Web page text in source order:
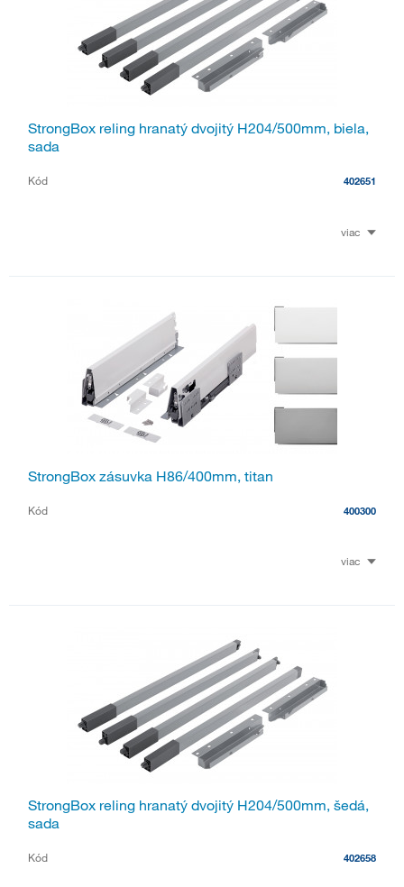
StrongBox reling hranatý dvojitý H204/500mm, biela,
sada
Kód 402651
viac
StrongBox zásuvka H86/400mm, titan
Kód 400300
viac
StrongBox reling hranatý dvojitý H204/500mm, šedá,
sada
Kód 402658